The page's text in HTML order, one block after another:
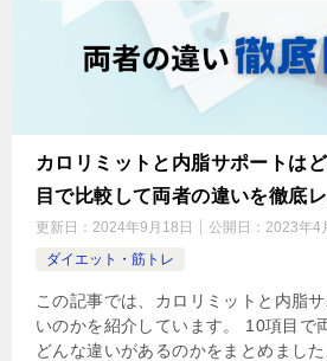
カロリミットと内脂サポートは
目で比較して両者の違いを徹底レ
更新日： 2024年9月18日 公開日： 2023年4
ダイエット・筋トレ
この記事では、カロリミットと内脂
いのかを紹介しています。 10項目で
どんな違いがあるのかをまとめまし